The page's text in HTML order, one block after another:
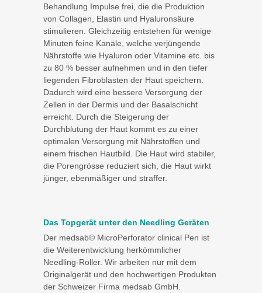
Behandlung Impulse frei, die die Produktion
von Collagen, Elastin und Hyaluronsäure
stimulieren. Gleichzeitig entstehen für wenige
Minuten feine Kanäle, welche verjüngende
Nährstoffe wie Hyaluron oder Vitamine etc. bis
zu 80 % besser aufnehmen und in den tiefer
liegenden Fibroblasten der Haut speichern.
Dadurch wird eine bessere Versorgung der
Zellen in der Dermis und der Basalschicht
erreicht. Durch die Steigerung der
Durchblutung der Haut kommt es zu einer
optimalen Versorgung mit Nährstoffen und
einem frischen Hautbild. Die Haut wird stabiler,
die Porengrösse reduziert sich, die Haut wirkt
jünger, ebenmäßiger und straffer.
Das Topgerät unter den Needling Geräten
Der medsab© MicroPerforator clinical Pen ist
die Weiterentwicklung herkömmlicher
Needling-Roller. Wir arbeiten nur mit dem
Originalgerät und den hochwertigen Produkten
der Schweizer Firma medsab GmbH.